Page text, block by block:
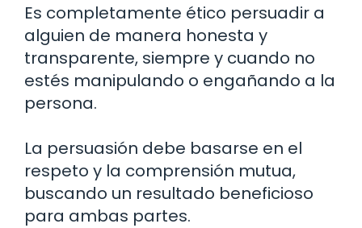
Es completamente ético persuadir a
alguien de manera honesta y
transparente, siempre y cuando no
estés manipulando o engañando a la
persona.
La persuasión debe basarse en el
respeto y la comprensión mutua,
buscando un resultado beneficioso
para ambas partes.